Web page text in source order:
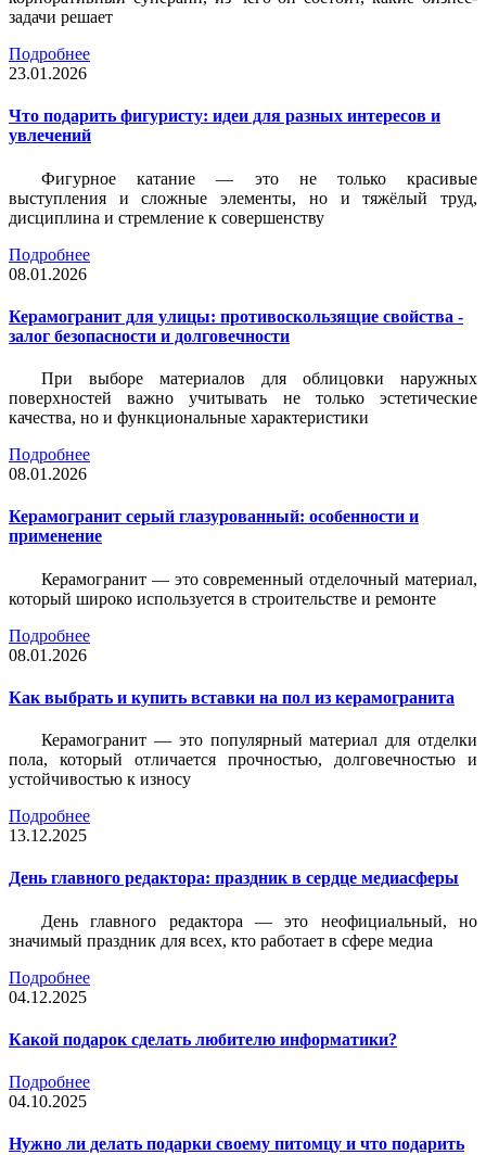
задачи решает
Подробнее
23.01.2026
Что подарить фигуристу: идеи для разных интересов и
увлечений
Фигурное катание — это не только красивые
выступления и сложные элементы, но и тяжёлый труд,
дисциплина и стремление к совершенству
Подробнее
08.01.2026
Керамогранит для улицы: противоскользящие свойства -
залог безопасности и долговечности
При выборе материалов для облицовки наружных
поверхностей важно учитывать не только эстетические
качества, но и функциональные характеристики
Подробнее
08.01.2026
Керамогранит серый глазурованный: особенности и
применение
Керамогранит — это современный отделочный материал,
который широко используется в строительстве и ремонте
Подробнее
08.01.2026
Как выбрать и купить вставки на пол из керамогранита
Керамогранит — это популярный материал для отделки
пола, который отличается прочностью, долговечностью и
устойчивостью к износу
Подробнее
13.12.2025
День главного редактора: праздник в сердце медиасферы
День главного редактора — это неофициальный, но
значимый праздник для всех, кто работает в сфере медиа
Подробнее
04.12.2025
Какой подарок сделать любителю информатики?
Подробнее
04.10.2025
Нужно ли делать подарки своему питомцу и что подарить